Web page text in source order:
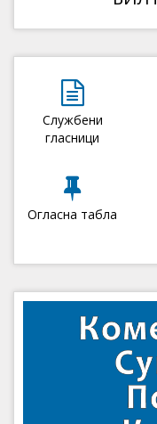
Службени
гласници
Огласна табла